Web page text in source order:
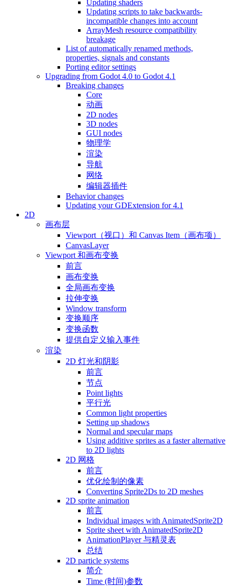
Updating shaders
Updating scripts to take backwards-
incompatible changes into account
ArrayMesh resource compatibility
breakage
List of automatically renamed methods,
properties, signals and constants
Porting editor settings
Upgrading from Godot 4.0 to Godot 4.1
Breaking changes
Core
动画
2D nodes
3D nodes
GUI nodes
物理学
渲染
导航
网络
编辑器插件
Behavior changes
Updating your GDExtension for 4.1
2D
画布层
Viewport（视口）和 Canvas Item（画布项）
CanvasLayer
Viewport 和画布变换
前言
画布变换
全局画布变换
拉伸变换
Window transform
变换顺序
变换函数
提供自定义输入事件
渲染
2D 灯光和阴影
前言
节点
Point lights
平行光
Common light properties
Setting up shadows
Normal and specular maps
Using additive sprites as a faster alternative
to 2D lights
2D 网格
前言
优化绘制的像素
Converting Sprite2Ds to 2D meshes
2D sprite animation
前言
Individual images with AnimatedSprite2D
Sprite sheet with AnimatedSprite2D
AnimationPlayer 与精灵表
总结
2D particle systems
简介
Time (时间)参数